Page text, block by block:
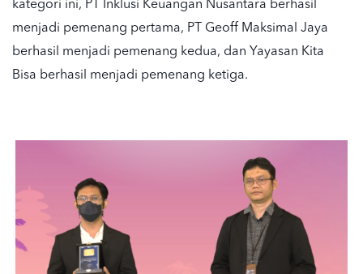
kategori ini, PT Inklusi Keuangan Nusantara berhasil
menjadi pemenang pertama, PT Geoff Maksimal Jaya
berhasil menjadi pemenang kedua, dan Yayasan Kita
Bisa berhasil menjadi pemenang ketiga.